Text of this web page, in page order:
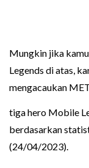
Mungkin jika
Legends di atas,
mengacaukan
tiga hero Mobile
berdasarkan
(24/04/2023).